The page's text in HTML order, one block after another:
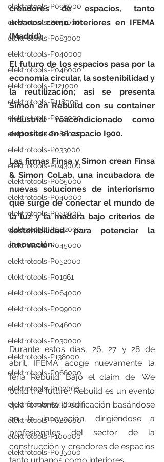
elektrotools-P096000
elektrotools-P041000
elektrotools-P083000
elektrotools-P040000
elektrotools-P046000
elektrotools-P121000
elektrotools-P118000
elektrotools-P059000
elektrotools-P086000
elektrotools-P033000
elektrotools-P043000
elektrotools-P065000
elektrotools-P040000
elektrotools-P059000
elektrotools-P002000
elektrotools-P045000
elektrotools-P052000
elektrotools-P01961
elektrotools-P064000
elektrotools-P099000
elektrotools-P046000
elektrotools-P030000
elektrotools-P138000
elektrotools-P066000
elektrotools-P102000
elektrotools-P036000
elektrotools-P020000
elektrotools-P100000
elektrotools-P035000
creadores de espacios, tanto
urbanos como interiores en IFEMA
(Madrid).
El futuro de los espacios pasa por la
economía circular, la sostenibilidad y
la reutilización; así se presenta
Simon en Rebuild con su container
industrial reacondicionado como
expositor en el espacio I900.
Las firmas Finsa y Simon crean Finsa
& Simon CoLab, una incubadora de
nuevas soluciones de interiorismo
que surge de conectar el mundo de
la luz y la madera bajo criterios de
sostenibilidad para potenciar la
innovación.
Durante estos días, 26, 27 y 28 de
abril, IFEMA acoge nuevamente la
feria Rebuild. Bajo el claim de “We
build the future”. Rebuild es un evento
que fomenta la edificación basándose
en la innovación, dirigiéndose a
profesionales del sector de la
construcción y creadores de espacios
tanto urbanos como interiores.